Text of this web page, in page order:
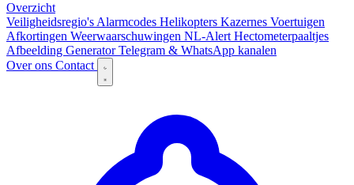
Overzicht
Veiligheidsregio's Alarmcodes Helikopters Kazernes Voertuigen
Afkortingen Weerwaarschuwingen NL-Alert Hectometerpaaltjes
Afbeelding GeneratorTelegram & WhatsApp kanalen
Over ons Contact